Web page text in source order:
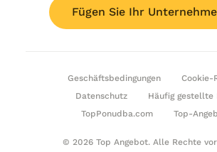
Fügen Sie Ihr
Geschäftsbedingungen
Cookie-
Datenschutz
Häufig gestellte
TopPonudba.com
Top-
© 2026 Top Angebot. Alle Rechte